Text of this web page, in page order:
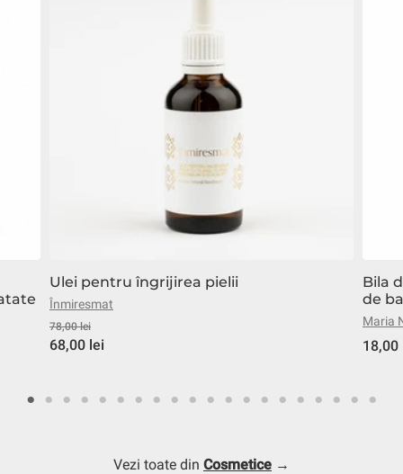
Ulei pentru îngrijirea pielii
Înmiresmat
78,00 lei
68,00 lei
Bila
de
Maria
18,00
Vezi toate din Cosmetice →